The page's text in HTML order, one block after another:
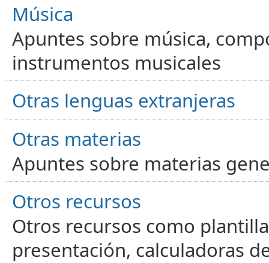
Música
Apuntes sobre música,
instrumentos musicales
Otras lenguas extranjeras
Otras materias
Apuntes sobre materias
Otros recursos
Otros recursos como
presentación, calculadoras